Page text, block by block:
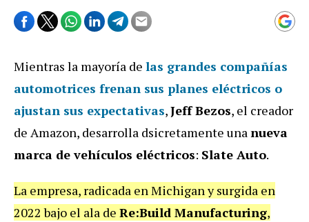
Mientras la mayoría de las grandes compañías
automotrices frenan sus planes eléctricos o
ajustan sus expectativas,Jeff Bezos, el creador
de Amazon, desarrolla dsicretamente unanueva
marca de vehículos eléctricos: Slate Auto.
La empresa, radicada en Michigan y surgida en
2022 bajo el ala de Re:Build Manufacturing,